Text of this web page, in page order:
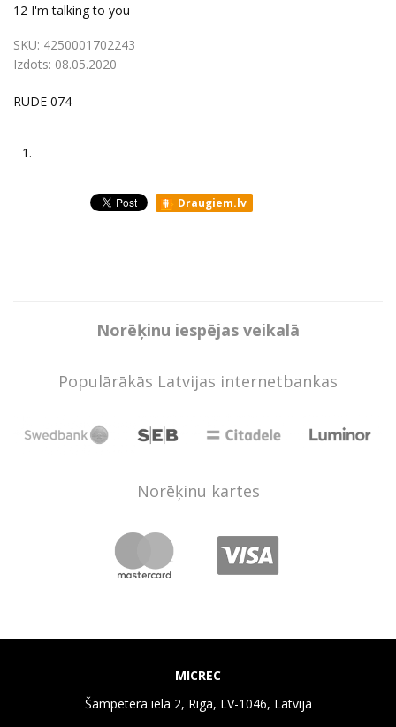
12 I'm talking to you
SKU: 4250001702243
Izdots: 08.05.2020
RUDE 074
1.
Draugiem.lv
Norēķinu iespējas veikalā
Populārākās Latvijas internetbankas
Norēķinu kartes
MICREC
Šampētera iela 2, Rīga, LV-1046, Latvija